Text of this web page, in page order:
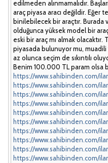
edilmeden alınmamalıdır.
araç piyasa aracı değildir. Eğer
binilebilecek bir araçtır.
olduğunca yüksek model bir
eski bir araç mı almak olacaktır.
piyasada bulunuyor mu, muadili
az olunca seçim de sıkıntılı
Benim 100.000 TL param olsa
https://www.sahibinden.com/
https://www.sahibinden.com/
https://www.sahibinden.com/
https://www.sahibinden.com/
https://www.sahibinden.com/
https://www.sahibinden.com/
https://www.sahibinden.com/
https://www.sahibinden.com/
https://www.sahibinden.com/
https://www.sahibinden.com/